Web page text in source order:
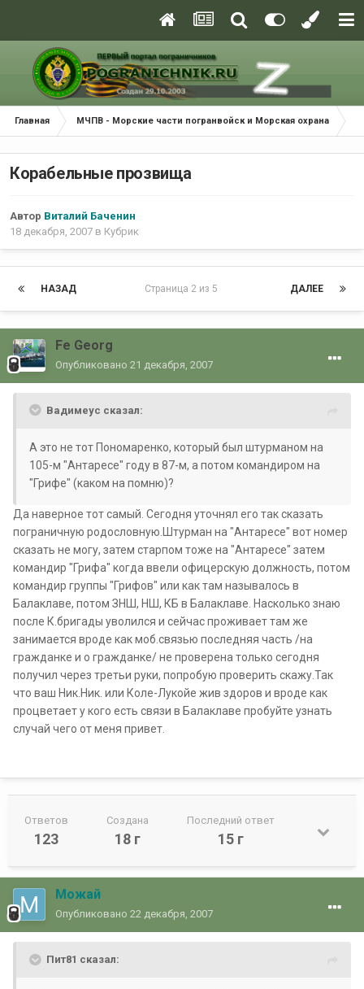
Главная МЧПВ - Морские части погранвойск и Морская охрана
Корабельные прозвища
Автор Виталий Баченин
18 декабря, 2007 в Кубрик
НАЗАД ДАЛЕЕ
Страница 2 из 5
Fe Georg
Опубликовано 21 декабря, 2007
Вадимеус сказал:
А это не тот Пономаренко, который был штурманом на
105-м "Антаресе" году в 87-м, а потом командиром на
"Грифе" (каком на помню)?
Да наверное тот самый. Сегодня уточнял его так сказать
пограничную родословную.Штурман на "Антаресе" вот номер
сказать не могу, затем старпом тоже на "Антаресе" затем
командир "Грифа" когда ввели офицерскую должность, потом
командир группы "Грифов" или как там называлось в
Балаклаве, потом ЗНШ, НШ, КБ в Балаклаве. Насколько знаю
после К.бригады уволился и сейчас проживает там же
занимается вроде как моб.связью последняя часть /на
гражданке и о гражданке/ не проверена только сегодня
получил через третьи руки, попробую проверить скажу.Так
что ваш Ник.Ник. или Коле-Лукойе жив здоров и вроде как
процветает у кого есть связи в Балаклаве пробуйте узнать
случай чего от меня привет.
Ответов
123
Создана
18 г
Последний ответ
15 г
Можай
Опубликовано 22 декабря, 2007
Пит81 сказал: